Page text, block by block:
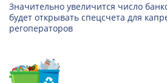
Значительно увеличится число
будет открывать спецсчета для
регоператоров